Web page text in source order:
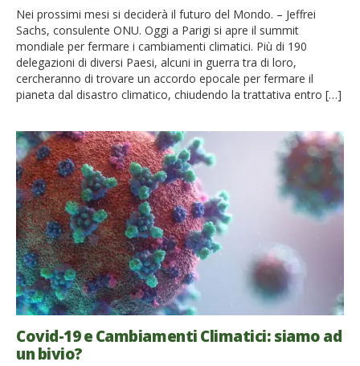
Nei prossimi mesi si deciderà il futuro del Mondo. – Jeffrei
Sachs, consulente ONU. Oggi a Parigi si apre il summit
mondiale per fermare i cambiamenti climatici. Più di 190
delegazioni di diversi Paesi, alcuni in guerra tra di loro,
cercheranno di trovare un accordo epocale per fermare il
pianeta dal disastro climatico, chiudendo la trattativa entro […]
Covid-19 e Cambiamenti Climatici: siamo ad
un bivio?